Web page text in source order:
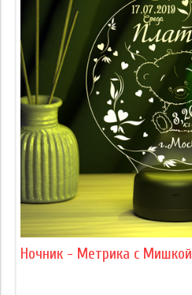
Ночник - Метрика с Мишкой